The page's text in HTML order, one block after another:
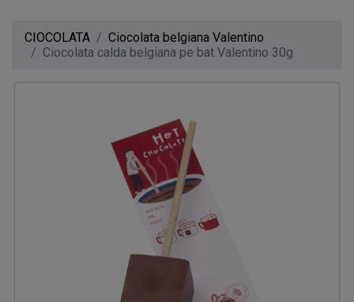
CIOCOLATA
Ciocolata belgiana Valentino
Ciocolata calda belgiana pe bat Valentino 30g